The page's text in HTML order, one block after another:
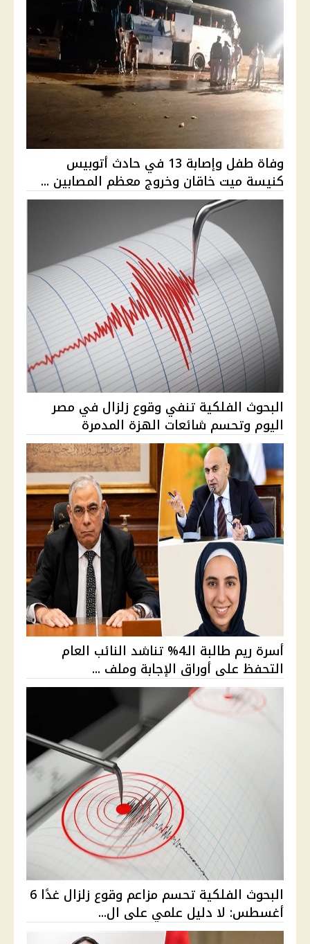
وفاة طفل وإصابة 13 في حادث أتوبيس
كنيسة ميت خاقان وخروج معظم المصابين ...
البحوث الفلكية تنفي وقوع زلزال في مصر
اليوم وتحسم شائعات الهزة المدمرة
أسرة ريم طالبة الـ4% تناشد النائب العام
التحفظ على أوراق الإجابة وملف ...
البحوث الفلكية تحسم مزاعم وقوع زلزال غدًا 6
أغسطس: لا دليل علمي على ال...